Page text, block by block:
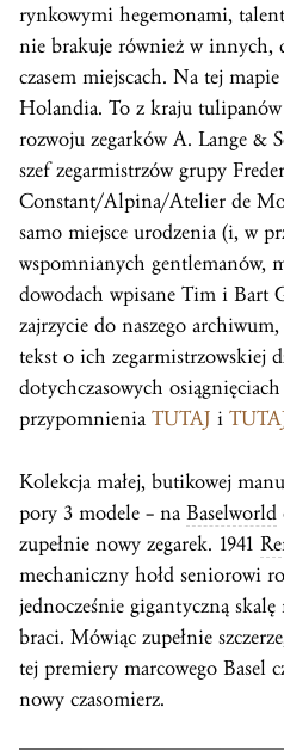
rynkowymi hegemonami,
nie brakuje również w innych,
czasem miejscach. Na tej
Holandia. To z kraju tulipanów
rozwoju zegarków A. Lange &
szef zegarmistrzów grupy
Constant/Alpina/Atelier de
samo miejsce urodzenia (i, w
wspomnianych gentlemanów,
dowodach wpisane Tim i Bart
zajrzycie do naszego
tekst o ich zegarmistrzowskiej
dotychczasowych
przypomnienia TUTAJ i
Kolekcja małej, butikowej
pory 3 modele – na Baselworld
zupełnie nowy zegarek. 1941
mechaniczny hołd seniorowi
jednocześnie gigantyczną
braci. Mówiąc zupełnie
tej premiery marcowego Basel
nowy czasomierz.